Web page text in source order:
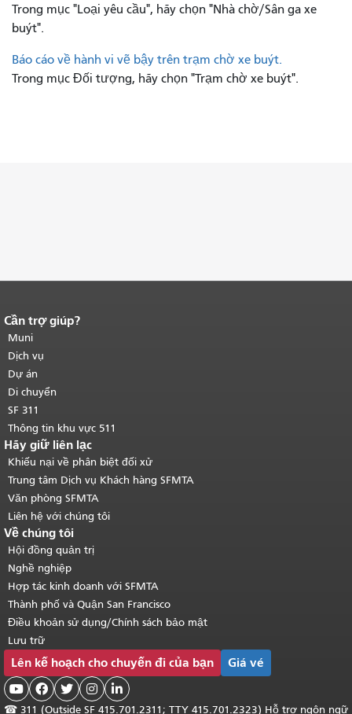
Trong mục "Loại yêu cầu", hãy chọn "Nhà chờ/Sân ga xe
buýt".
Báo cáo về hành vi vẽ bậy trên trạm chờ xe buýt.
Trong mục Đối tượng, hãy chọn "Trạm chờ xe buýt".
Kết thúc nội dung trang.
của trang này được lặp lại trên mọi
trang.Quay lại đầu trang nội dung
chính.
Cần trợ giúp?
Muni
Dịch vụ
Dự án
Di chuyển
SF 311
Thông tin khu vực 511
Hãy giữ liên lạc
Khiếu nại về phân biệt đối xử
Trung tâm Dịch vụ Khách hàng SFMTA
Văn phòng SFMTA
Liên hệ với chúng tôi
Về chúng tôi
Hội đồng quản trị
Nghề nghiệp
Hợp tác kinh doanh với SFMTA
Thành phố và Quận San Francisco
Điều khoản sử dụng/Chính sách bảo mật
Lưu trữ
Lên kế hoạch cho chuyến đi của bạn Giá vé
    
☎ 311 (Outside SF 415.701.2311; TTY 415.701.2323) Hỗ trợ ngôn ngữ